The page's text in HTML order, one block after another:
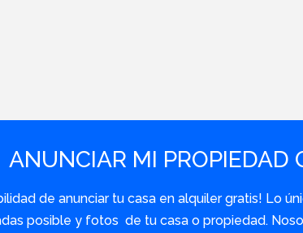
ANUNCIAR MI PROPIEDAD
de anunciar tu casa en alquiler gratis! Lo
posible y fotos de tu casa o propiedad.